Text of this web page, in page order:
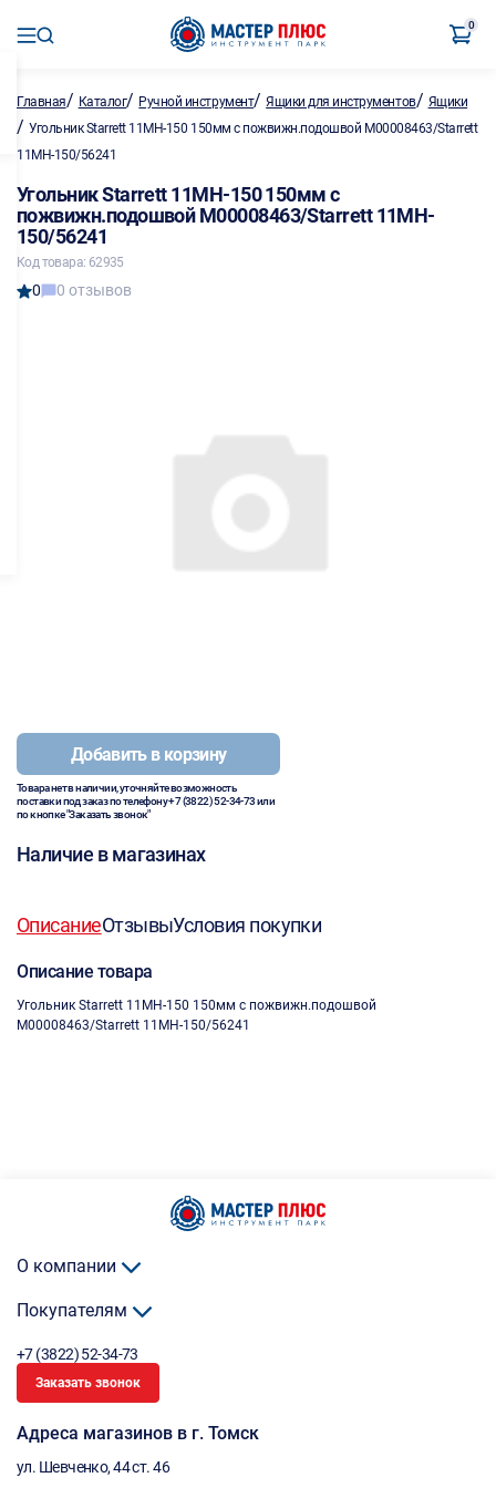
0
Главная/ Каталог/ Ручной инструмент/Ящики для инструментов/ Ящики
/ Угольник Starrett 11MH-150 150мм с пожвижн.подошвой M00008463/Starrett
11MH-150/56241
Угольник Starrett 11MH-150 150мм с
пожвижн.подошвой M00008463/Starrett 11MH-
150/56241
Код товара: 62935
0 0 отзывов
Добавить в корзину
Товара нет в наличии, уточняйте возможность
поставки под заказ по телефону+7 (3822) 52-34-73или
по кнопке "Заказать звонок"
Наличие в магазинах
ОписаниеОтзывыУсловия покупки
Описание товара
Угольник Starrett 11MH-150 150мм с пожвижн.подошвой
M00008463/Starrett 11MH-150/56241
О компании
Покупателям
+7 (3822) 52-34-73
Заказать звонок
Адреса магазинов в г. Томск
ул. Шевченко, 44 ст. 46